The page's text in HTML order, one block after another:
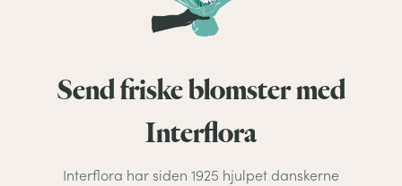
Send friske blomster med
Interflora
Interflora har siden 1925 hjulpet danskerne